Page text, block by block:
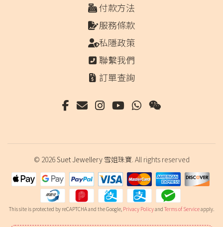
付款方法
服務條款
私隱政策
聯繫我們
訂單查詢
© 2026Suet Jewellery 雪姐珠寶. All rights reserved
This site is protected by reCAPTCHA and the Google, Privacy Policyand Terms of Serviceapply.